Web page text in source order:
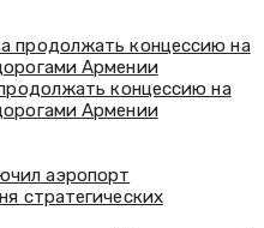
концессию на
Армении